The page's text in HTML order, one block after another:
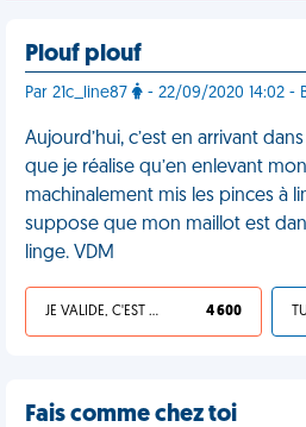
Plouf plouf
Par 21c_line87 - 22/09/2020 14:02 -
Aujourd’hui, c’est en arrivant
que je réalise qu’en enlevant
machinalement mis les pinces à
suppose que mon maillot est
linge. VDM
JE VALIDE, C'EST UNE VDM 4 600
Fais comme chez toi